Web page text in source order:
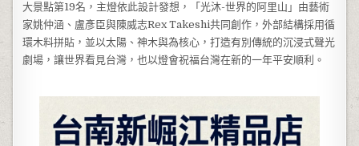
大景點第19名，主燈依此設計發想，「光沐-世界的阿里山」由藝術
家姚仲涵、盧彥臣與陳威志Rex Takeshi共同創作，外部結構採用循
環木料拼貼，並以太陽、神木與為核心，打造有別傳統的沉浸式聲光
劇場，讓世界看見台灣，也以燈會祝福台灣在新的一年平安順利。